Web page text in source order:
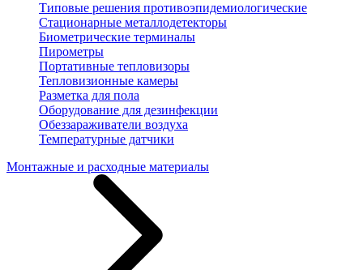
Типовые решения противоэпидемиологические
Стационарные металлодетекторы
Биометрические терминалы
Пирометры
Портативные тепловизоры
Тепловизионные камеры
Разметка для пола
Оборудование для дезинфекции
Обеззараживатели воздуха
Температурные датчики
Монтажные и расходные материалы